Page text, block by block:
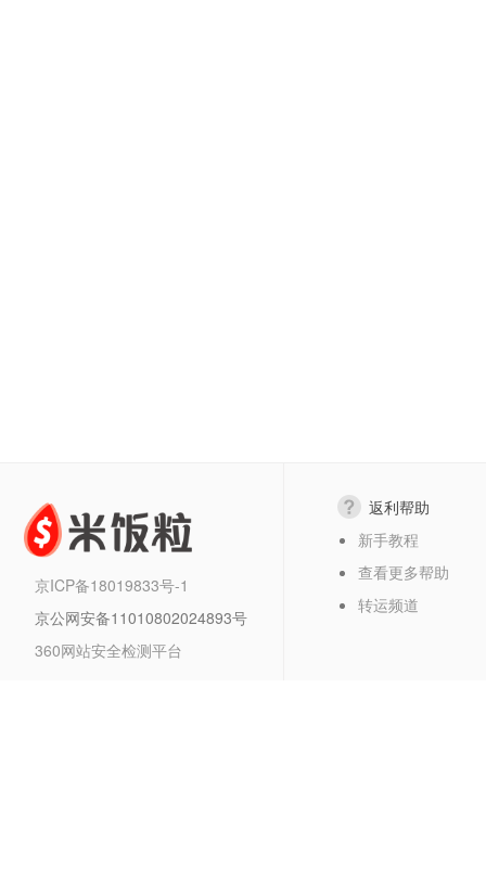
京ICP备18019833号-1
京公网安备11010802024893号
360网站安全检测平台
返利帮助
新手教程
查看更多帮助
转运频道